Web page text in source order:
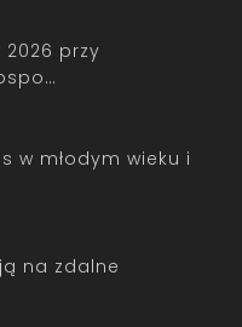
przy
w młodym wieku i
na zdalne